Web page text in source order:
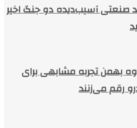
۴۶ واحد صنعتی آسیب‌دیده دو جنگ اخیر
بهمن تجربه مشابهی برای
رقم می‌زنند